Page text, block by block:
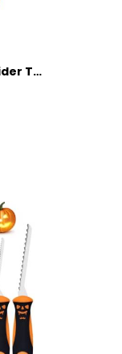
MOONDAME Töpferschneider Tonstück Schneiden Tonplatten Nähten Modellierwerkzeug Die Bildhauerei Töpferkeramik